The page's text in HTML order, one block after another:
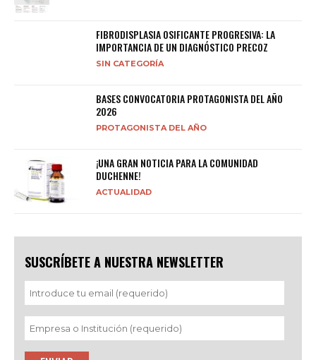
FIBRODISPLASIA OSIFICANTE PROGRESIVA: LA
IMPORTANCIA DE UN DIAGNÓSTICO PRECOZ
SIN CATEGORÍA
BASES CONVOCATORIA PROTAGONISTA DEL AÑO
2026
PROTAGONISTA DEL AÑO
¡UNA GRAN NOTICIA PARA LA COMUNIDAD
DUCHENNE!
ACTUALIDAD
SUSCRÍBETE A NUESTRA NEWSLETTER